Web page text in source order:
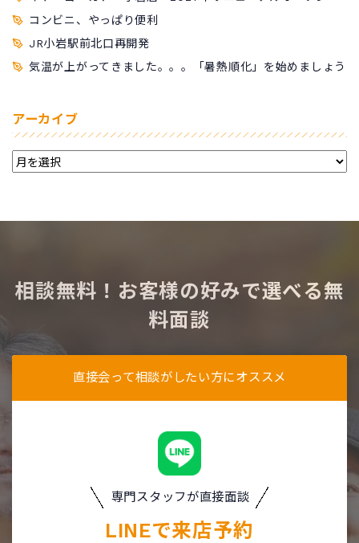
コンビニ、やっぱり便利
JR小岩駅前北口再開発
気温が上がってきました。。。「暑熱順化」を始めましょう
アーカイブ
相談無料！お客様の好みで選べる無
料面談
直接会って相談がしたい方にオススメ
専門スタッフが直接面談
LINEで来店予約